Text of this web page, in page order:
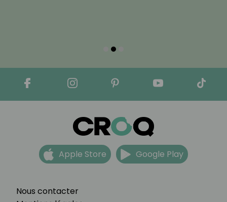
Nous contacter
Apple Store Google Play